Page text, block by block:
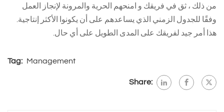
من ذلك ، ثق في فريقك و امنحهم الحرية والمرونة لإنجاز العمل
وفقًا للجدول الزمني الذي يساعدهم على أن يكونوا الأكثر إنتاجية.
هذا أمر جيد لفريقك على المدى الطويل على أي حال.
Tag: Management
Share: